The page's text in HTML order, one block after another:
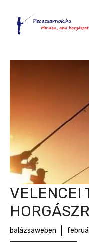
tartalomba
VELENCEI
balázsaweben